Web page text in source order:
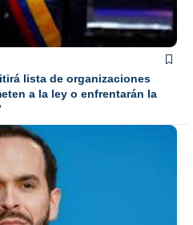
lista de organizaciones
a la ley o enfrentarán la